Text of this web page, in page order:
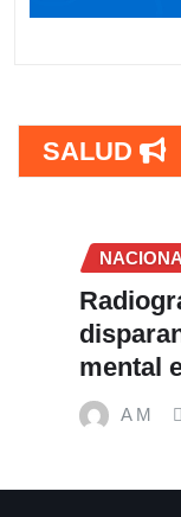
SALUD
NACIONALES
Radiografía
disparan
mental en
A M Jun